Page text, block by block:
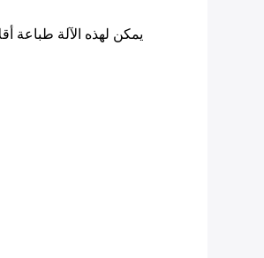
يمكن لهذه الآلة طباعة